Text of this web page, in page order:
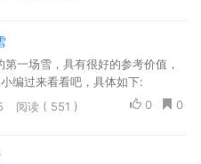
一场雪，具有很好的参考价值，
编过来看看吧，具体如下:
0
0
阅读 ( 551 )